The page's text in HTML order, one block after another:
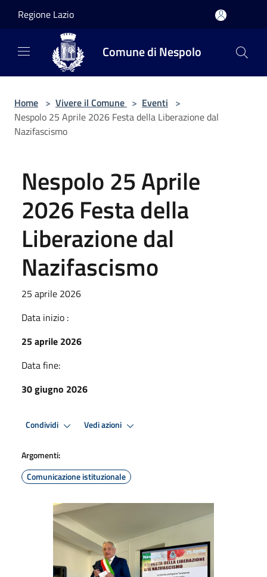
Regione Lazio
Comune di Nespolo
Home > Vivere il Comune > Eventi >
Nespolo 25 Aprile 2026 Festa della Liberazione dal
Nazifascismo
Nespolo 25 Aprile
2026 Festa della
Liberazione dal
Nazifascismo
25 aprile 2026
Data inizio :
25 aprile 2026
Data fine:
30 giugno 2026
Condividi Vedi azioni
Argomenti:
Comunicazione istituzionale